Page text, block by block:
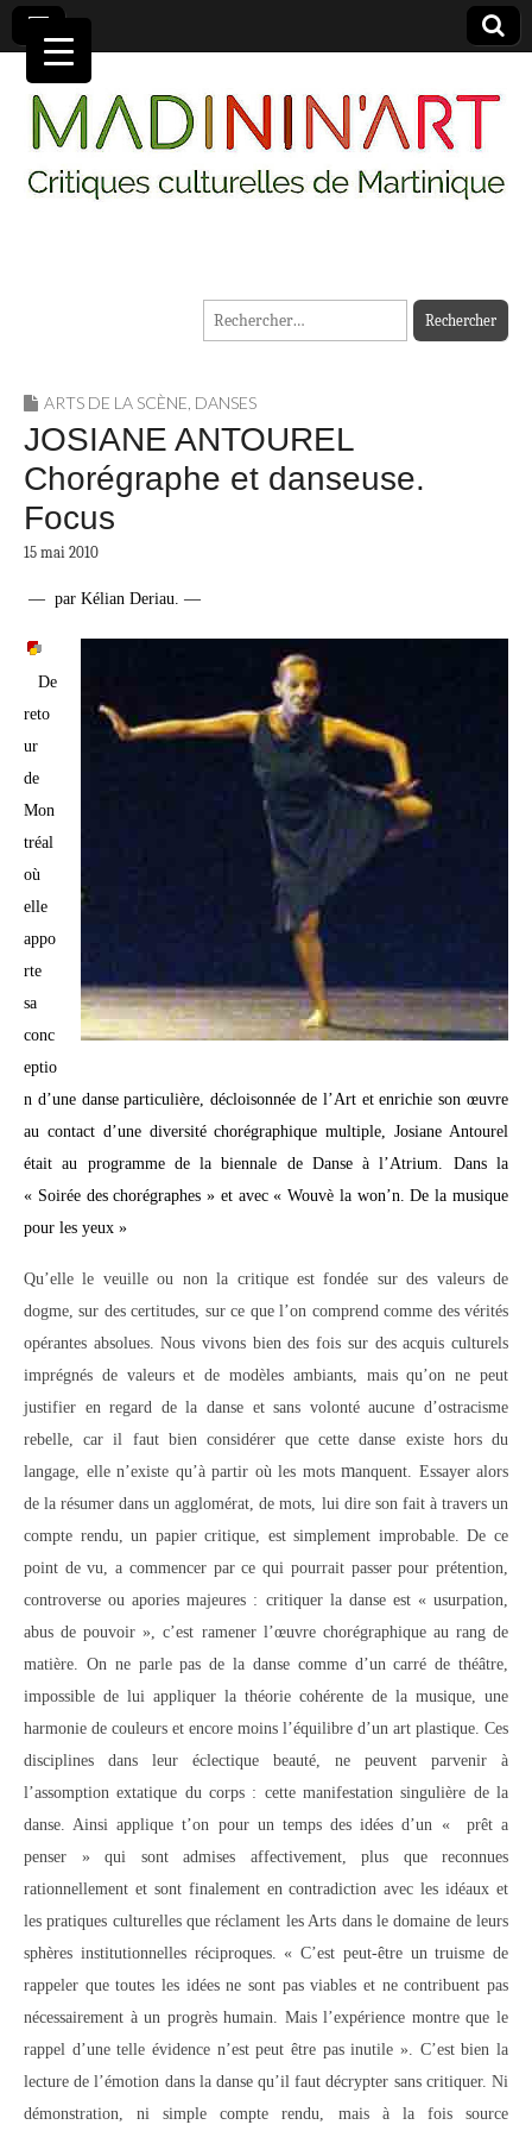
MADININ'ART
Rechercher :
ARTS DE LA SCÈNE, DANSES
JOSIANE ANTOUREL
Chorégraphe et danseuse.
Focus
15 mai 2010
— par Kélian Deriau. —
De
reto
ur
de
Mon
tréal
où
elle
appo
rte
sa
conc
eptio
n d’une danse particulière, décloisonnée de l’Art et enrichie son œuvre
au contact d’une diversité chorégraphique multiple, Josiane Antourel
était au programme de la biennale de Danse à l’Atrium. Dans la
« Soirée des chorégraphes » et avec « Wouvè la won’n. De la musique
pour les yeux »
Qu’elle le veuille ou non la critique est fondée sur des valeurs de
dogme, sur des certitudes, sur ce que l’on comprend comme des vérités
opérantes absolues. Nous vivons bien des fois sur des acquis culturels
imprégnés de valeurs et de modèles ambiants, mais qu’on ne peut
justifier en regard de la danse et sans volonté aucune d’ostracisme
rebelle, car il faut bien considérer que cette danse existe hors du
langage, elle n’existe qu’à partir où les motsmanquent. Essayer alors
de la résumer dans un agglomérat, de mots, lui dire son fait à travers un
compte rendu, un papier critique, est simplement improbable. De ce
point de vu, a commencer par ce qui pourrait passer pour prétention,
controverse ou apories majeures : critiquer la danse est « usurpation,
abus de pouvoir », c’est ramener l’œuvre chorégraphique au rang de
matière. On ne parle pas de la danse comme d’un carré de théâtre,
impossible de lui appliquer la théorie cohérente de la musique, une
harmonie de couleurs et encore moins l’équilibre d’un art plastique. Ces
disciplines dans leur éclectique beauté, ne peuvent parvenir à
l’assomption extatique du corps : cette manifestation singulière de la
danse. Ainsi applique t’on pour un temps des idées d’un « prêt a
penser » qui sont admises affectivement, plus que reconnues
rationnellement et sont finalement en contradiction avec les idéaux et
les pratiques culturelles que réclament les Arts dans le domaine de leurs
sphères institutionnelles réciproques. « C’est peut-être un truisme de
rappeler que toutes les idées ne sont pas viables et ne contribuent pas
nécessairement à un progrès humain. Mais l’expérience montre que le
rappel d’une telle évidence n’est peut être pas inutile ». C’est bien la
lecture de l’émotion dans la danse qu’il faut décrypter sans critiquer. Ni
démonstration, ni simple compte rendu, mais à la fois source